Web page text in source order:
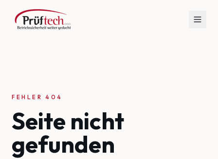
FEHLER 404
Seite nicht
gefunden